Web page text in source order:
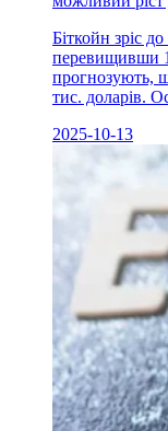
Біткойн зріс
перевищивши
прогнозують,
тис. доларів.
2025-10-13